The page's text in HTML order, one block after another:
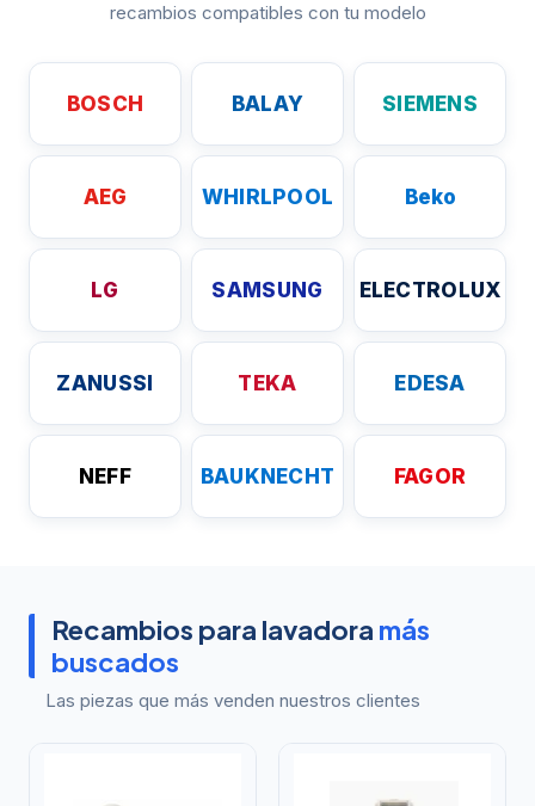
recambios compatibles con tu modelo
BOSCH BALAY SIEMENS
AEG WHIRLPOOL Beko
LG SAMSUNG ELECTROLUX
ZANUSSI TEKA EDESA
NEFF BAUKNECHT FAGOR
Recambios para lavadora más
buscados
Las piezas que más venden nuestros clientes